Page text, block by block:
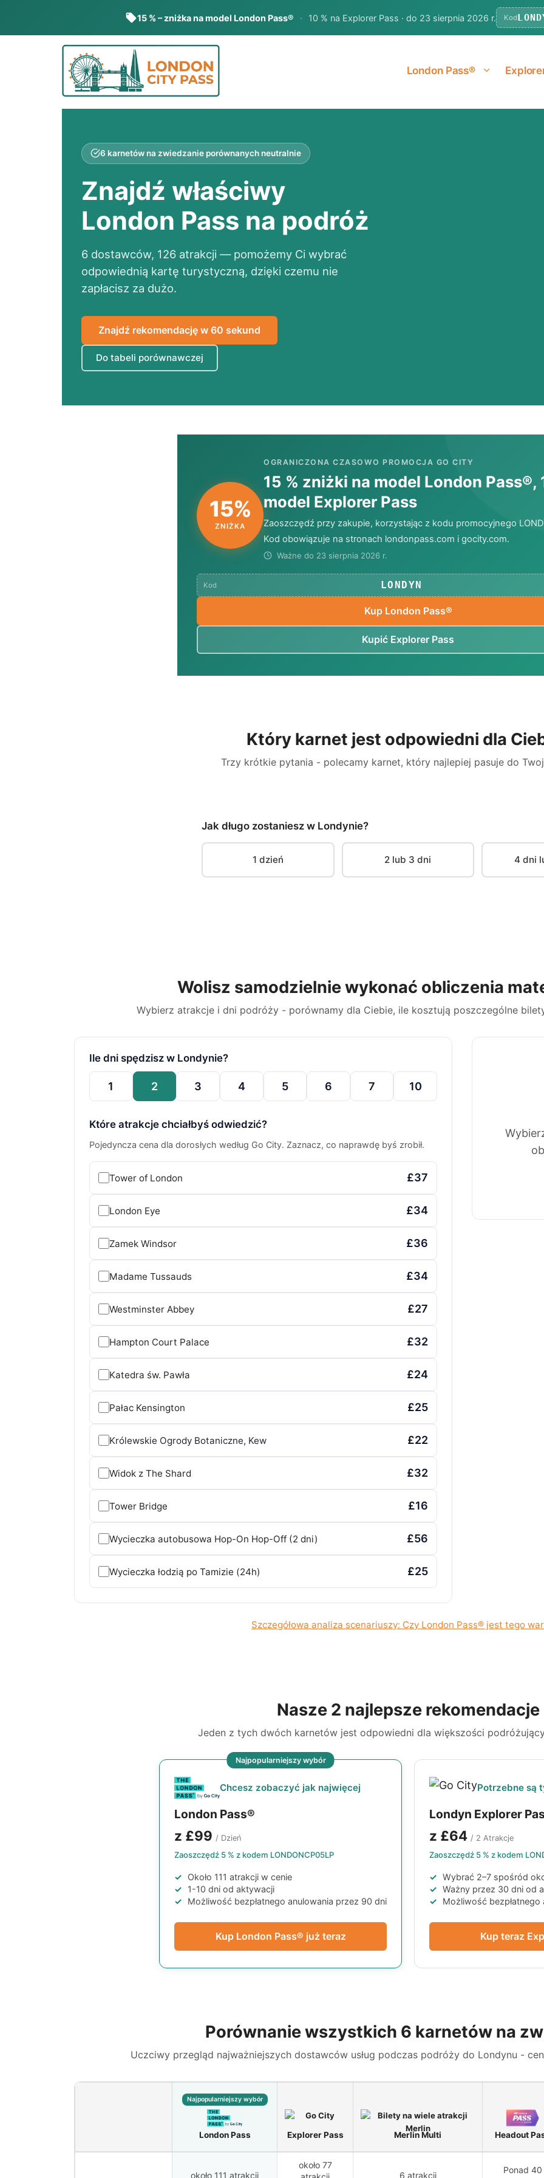
15 % – zniżka na model London Pass® · 10 % na Explorer Pass · do 23 sierpnia 2026 r. Kod
London Pass®
6 karnetów na zwiedzanie porównanych neutralnie
Znajdź właściwy
London Pass na podróż
6 dostawców, 126 atrakcji — pomożemy Ci wybrać
odpowiednią kartę turystyczną, dzięki czemu nie
zapłacisz za dużo.
Znajdź rekomendację w 60 sekund
Do tabeli porównawczej
15%
ZNIŻKA
OGRANICZONA CZASOWO PROMOCJA GO CITY
15 % zniżki na model London Pass®,
model Explorer Pass
Zaoszczędź przy zakupie, korzystając z kodu promocyjnego
Kod obowiązuje na stronach londonpass.com i gocity.com.
Ważne do 23 sierpnia 2026 r.
Kod LONDYN
Kup London Pass®
Kupić Explorer Pass
Który karnet jest odpowiedni dla
Trzy krótkie pytania - polecamy karnet, który najlepiej pasuje do
Jak długo zostaniesz w Londynie?
1 dzień 2 lub 3 dni 4 dni
Wolisz samodzielnie wykonać obliczenia
Wybierz atrakcje i dni podróży - porównamy dla Ciebie, ile kosztują poszczególne
Ile dni spędzisz w Londynie?
1 2 3 4 5 6 7 10
Które atrakcje chciałbyś odwiedzić?
Pojedyncza cena dla dorosłych według Go City. Zaznacz, co naprawdę byś zrobił.
Tower of London £37
London Eye £34
Zamek Windsor £36
Madame Tussauds £34
Westminster Abbey £27
Hampton Court Palace £32
Katedra św. Pawła £24
Pałac Kensington £25
Królewskie Ogrody Botaniczne, Kew £22
Widok z The Shard £32
Tower Bridge £16
Wycieczka autobusowa Hop-On Hop-Off (2 dni) £56
Wycieczka łodzią po Tamizie (24h) £25
Szczegółowa analiza scenariuszy: Czy London Pass® jest tego
Nasze 2 najlepsze rekomendacje
Jeden z tych dwóch karnetów jest odpowiedni dla większości
Najpopularniejszy wybór
Chcesz zobaczyć jak najwięcej
London Pass®
z £99 / Dzień
Zaoszczędź 5 % z kodem LONDONCP05LP
Około 111 atrakcji w cenie
1-10 dni od aktywacji
Możliwość bezpłatnego anulowania przez 90 dni
Kup London Pass® już teraz
Potrzebne są
Londyn Explorer
z £64 / 2 Atrakcje
Zaoszczędź 5 % z kodem
Wybrać 2–7 spośród
Ważny przez 30 dni od
Możliwość
Kup teraz
Porównanie wszystkich 6 karnetów na
Uczciwy przegląd najważniejszych dostawców usług podczas podróży do Londynu -
Najpopularniejszy wybór
London Pass Explorer Pass Merlin Multi Headout
około 111 atrakcji
około 77
6 atrakcji
Ponad 40